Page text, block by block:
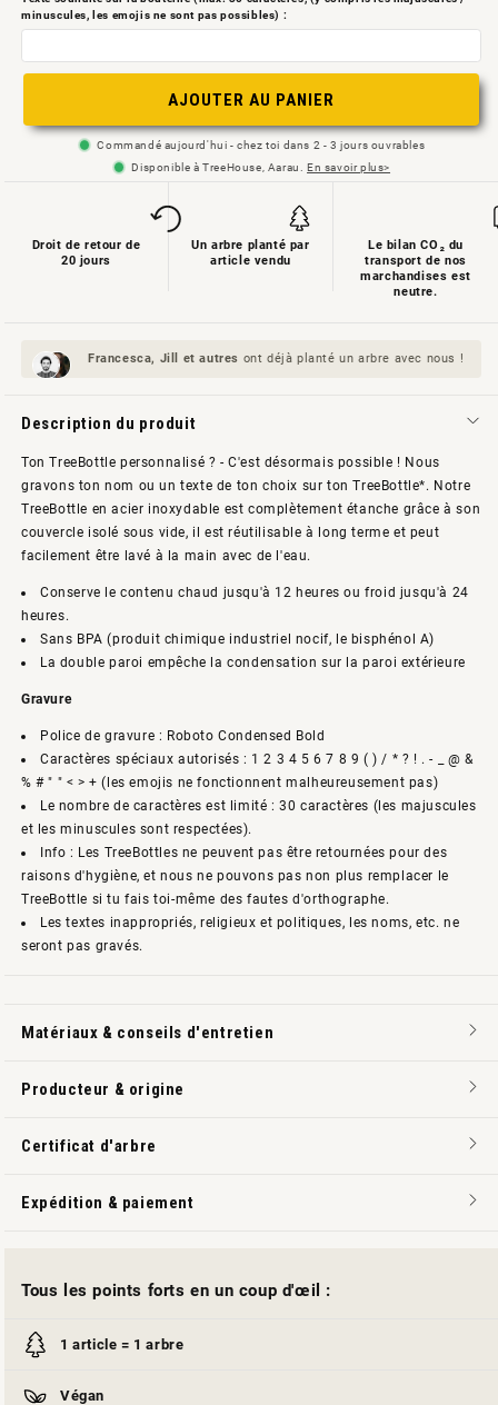
non
non
minuscules, les emojis ne sont pas possibles) :
AJOUTER AU PANIER
Commandé aujourd'hui - chez toi dans 2 - 3 jours ouvrables
Disponible à TreeHouse, Aarau.En savoir plus>
Droit de retour de
20 jours
Un arbre planté par
article vendu
Le bilan CO₂ du
transport de nos
marchandises est
neutre.
Francesca, Jill etautres ont déjà planté un arbre avec nous !
Description du produit
Ton TreeBottle personnalisé ? - C'est désormais possible ! Nous
gravons ton nom ou un texte de ton choix sur ton TreeBottle*. Notre
TreeBottle en acier inoxydable est complètement étanche grâce à son
couvercle isolé sous vide, il est réutilisable à long terme et peut
facilement être lavé à la main avec de l'eau.
Conserve le contenu chaud jusqu'à 12 heures ou froid jusqu'à 24
heures.
Sans BPA (produit chimique industriel nocif, le bisphénol A)
La double paroi empêche la condensation sur la paroi extérieure
Gravure
Police de gravure : Roboto Condensed Bold
Caractères spéciaux autorisés : 1 2 3 4 5 6 7 8 9 ( ) / * ? ! . - _ @ &
% # " " < > + (les emojis ne fonctionnent malheureusement pas)
Le nombre de caractères est limité : 30 caractères (les majuscules
et les minuscules sont respectées).
Info : Les TreeBottles ne peuvent pas être retournées pour des
raisons d'hygiène, et nous ne pouvons pas non plus remplacer le
TreeBottle si tu fais toi-même des fautes d'orthographe.
Les textes inappropriés, religieux et politiques, les noms, etc. ne
seront pas gravés.
Matériaux & conseils d'entretien
Producteur & origine
Certificat d'arbre
Expédition & paiement
Tous les points forts en un coup d'œil :
1 article = 1 arbre
Végan